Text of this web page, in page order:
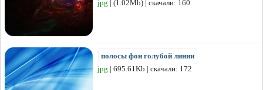
jpg | (1.02Mb) | скачали: 160
полосы фон голубой линии
jpg | 695.61Kb | скачали: 172